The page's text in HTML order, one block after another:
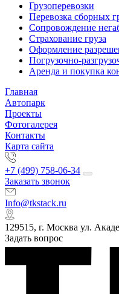
Грузоперевозки
Перевозка сборных
Сопровождение
Страхование груза
Оформление
Погрузочно-
Аренда и покупка
Главная
Автопарк
Проекты
Фотогалерея
Контакты
Карта сайта
+7 (499) 758-06-34
Заказать звонок
Info@tkstack.ru
129515, г. Москва ул.
Задать вопрос